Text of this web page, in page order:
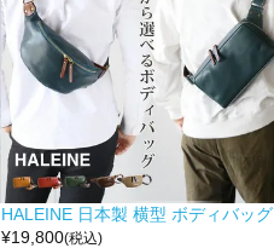
HALEINE 日本製 横型 ボディバッグ
¥19,800(税込)